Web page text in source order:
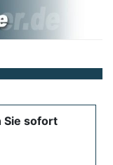
Sie sofort